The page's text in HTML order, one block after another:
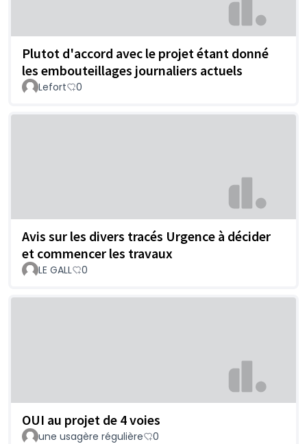
Plutot d'accord avec le projet étant donné
les embouteillages journaliers actuels
Lefort 0
Avis sur les divers tracés Urgence à décider
et commencer les travaux
LE GALL 0
OUI au projet de 4 voies
une usagère régulière 0